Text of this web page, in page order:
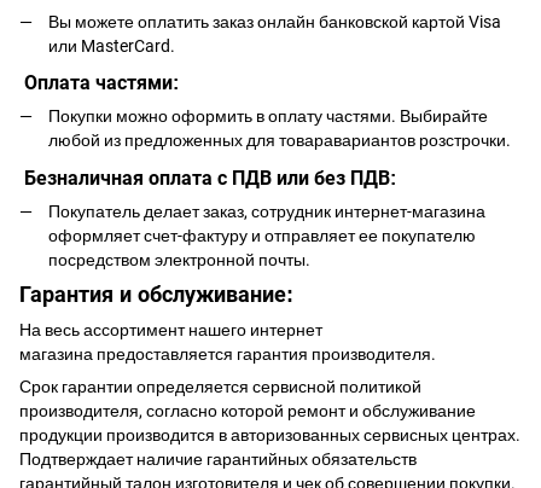
Вы можете оплатить заказ онлайн банковской картой Visa
или MasterCard.
Оплата частями:
Покупки можно оформить в оплату частями. Выбирайте
любой из предложенных для товаравариантов розстрочки.
Безналичная оплата с ПДВ или без ПДВ:
Покупатель делает заказ, сотрудник интернет-магазина
оформляет счет-фактуру и отправляет ее покупателю
посредством электронной почты.
Гарантия и обслуживание:
На весь ассортимент нашего интернет
магазина предоставляется гарантия производителя.
Срок гарантии определяется сервисной политикой
производителя, согласно которой ремонт и обслуживание
продукции производится в авторизованных сервисных центрах.
Подтверждает наличие гарантийных обязательств
гарантийный талон изготовителя и чек об совершении покупки.